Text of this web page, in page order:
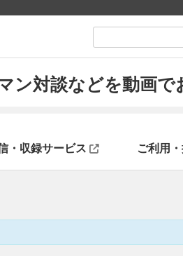
ン対談などを動画で
・収録サービス ご利用